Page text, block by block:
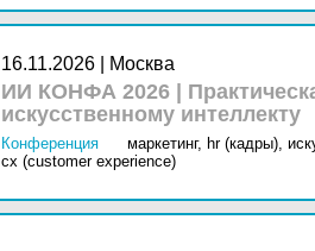
16.11.2026 | Москва
ИИ КОНФА 2026 |
искусственному интеллекту
Конференция маркетинг, hr (кадры),
cx (customer experience)